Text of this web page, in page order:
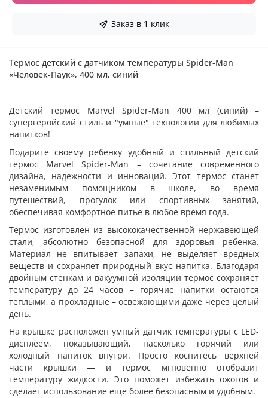
Заказ в 1 клик
Термос детский с датчиком температуры Spider-Man
«Человек-Паук», 400 мл, синий
Детский термос Marvel Spider-Man 400 мл (синий) –
супергеройский стиль и "умные" технологии для любимых
напитков!
Подарите своему ребенку удобный и стильный детский
термос Marvel Spider-Man – сочетание современного
дизайна, надежности и инноваций. Этот термос станет
незаменимым помощником в школе, во время
путешествий, прогулок или спортивных занятий,
обеспечивая комфортное питье в любое время года.
Термос изготовлен из высококачественной нержавеющей
стали, абсолютно безопасной для здоровья ребенка.
Материал не впитывает запахи, не выделяет вредных
веществ и сохраняет природный вкус напитка. Благодаря
двойным стенкам и вакуумной изоляции термос сохраняет
температуру до 24 часов – горячие напитки остаются
теплыми, а прохладные – освежающими даже через целый
день.
На крышке расположен умный датчик температуры с LED-
дисплеем, показывающий, насколько горячий или
холодный напиток внутри. Просто коснитесь верхней
части крышки — и термос мгновенно отобразит
температуру жидкости. Это поможет избежать ожогов и
сделает использование еще более безопасным и удобным.